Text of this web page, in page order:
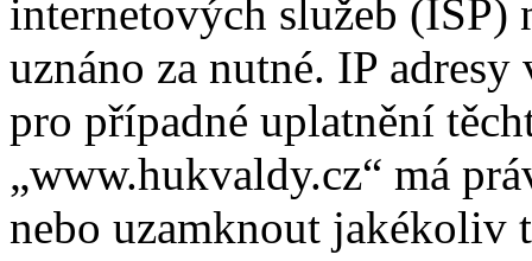
internetových služeb (ISP)
uznáno za nutné. IP
pro případné uplatnění
„www.hukvaldy.cz“ má
nebo uzamknout jakékoliv